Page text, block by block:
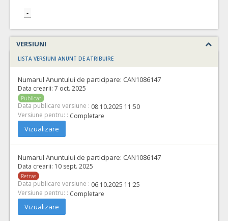
-
VERSIUNI
LISTA VERSIUNI ANUNT DE ATRIBUIRE
Numarul Anuntului de participare: CAN1086147
Data crearii: 7 oct. 2025
Publicat
Data publicare versiune : 08.10.2025 11:50
Versiune pentru: : Completare
Vizualizare
Numarul Anuntului de participare: CAN1086147
Data crearii: 10 sept. 2025
Retras
Data publicare versiune : 06.10.2025 11:25
Versiune pentru: : Completare
Vizualizare